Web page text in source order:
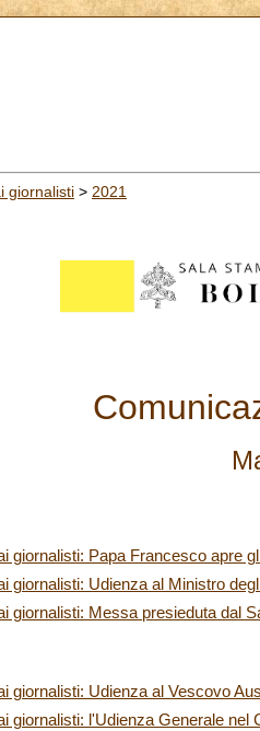
giornalisti > 2021
giornalisti: Papa Francesco apre
giornalisti: Udienza al Ministro
giornalisti: Messa presieduta dal
giornalisti: Udienza al Vescovo
giornalisti: l'Udienza Generale nel